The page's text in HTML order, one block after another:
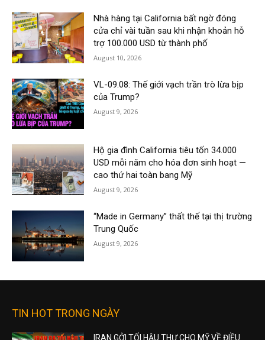
Nhà hàng tại California bất ngờ đóng
cửa chỉ vài tuần sau khi nhận khoản hỗ
trợ 100.000 USD từ thành phố
August 10, 2026
VL-09.08: Thế giới vạch trần trò lừa bịp
của Trump?
August 9, 2026
Hộ gia đình California tiêu tốn 34.000
USD mỗi năm cho hóa đơn sinh hoạt —
cao thứ hai toàn bang Mỹ
August 9, 2026
“Made in Germany” thất thế tại thị trường
Trung Quốc
August 9, 2026
TIN HOT TRONG NGÀY
IRAN GỞI TỐI HẬU THƯ CHO MỸ VỀ ĐIỀU